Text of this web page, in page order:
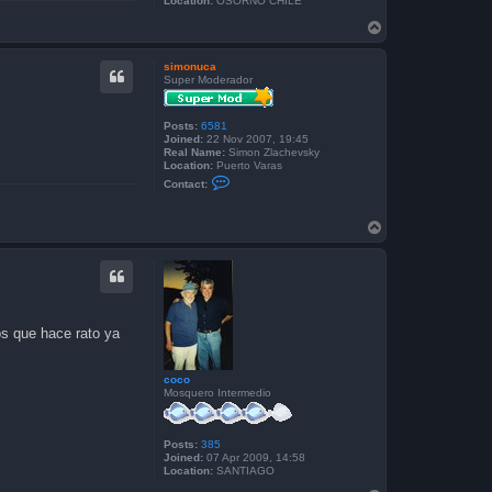
o
p
simonuca
Super Moderador
Posts: 6581
Joined: 22 Nov 2007, 19:45
Real Name: Simon Zlachevsky
Location: Puerto Varas
Contact:
c
n
o
p
coco
Mosquero Intermedio
Posts: 385
Joined: 07 Apr 2009, 14:58
Location: SANTIAGO
que hace rato ya